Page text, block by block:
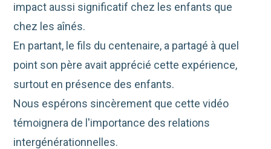
impact aussi significatif chez les enfants que
chez les aînés.
En partant, le fils du centenaire, a partagé à quel
point son père avait apprécié cette expérience,
surtout en présence des enfants.
Nous espérons sincèrement que cette vidéo
témoignera de l'importance des relations
intergénérationnelles.